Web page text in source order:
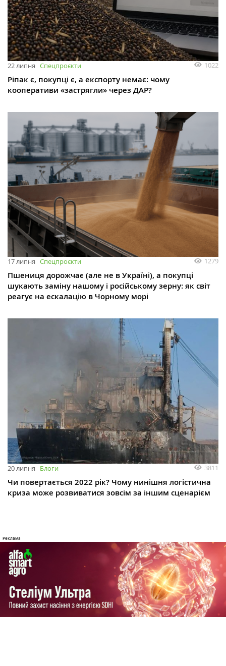
22 липня Спецпроєкти 1022
Ріпак є, покупці є, а експорту немає: чому
кооперативи «застрягли» через ДАР?
17 липня Спецпроєкти 1279
Пшениця дорожчає (але не в Україні), а покупці
шукають заміну нашому і російському зерну: як світ
реагує на ескалацію в Чорному морі
20 липня Блоги 3811
Чи повертається 2022 рік? Чому нинішня логістична
криза може розвиватися зовсім за іншим сценарієм